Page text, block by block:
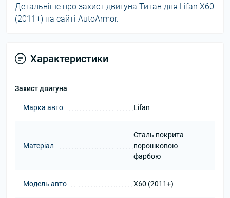
Детальніше про захист двигуна Титан для Lifan X60
(2011+) на сайті AutoArmor.
Характеристики
Захист двигуна
Марка авто Lifan
Матеріал
Сталь покрита
порошковою
фарбою
Модель авто X60 (2011+)